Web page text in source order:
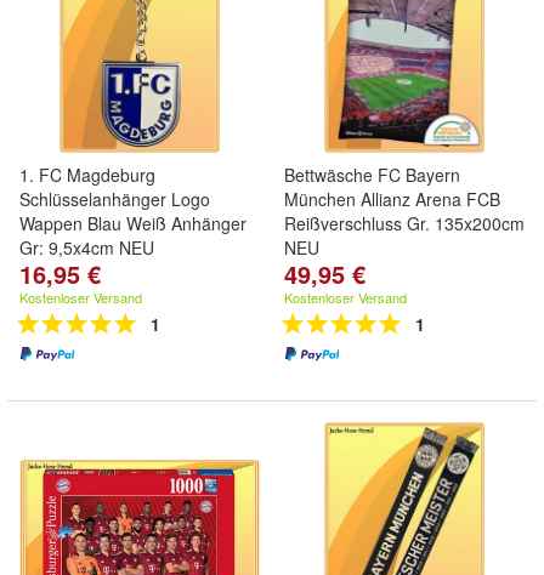
1. FC Magdeburg
Schlüsselanhänger Logo
Wappen Blau Weiß Anhänger
Gr: 9,5x4cm NEU
16,95 €
Kostenloser Versand
1
Bettwäsche FC Bayern
München Allianz Arena FCB
Reißverschluss Gr. 135x200cm
NEU
49,95 €
Kostenloser Versand
1